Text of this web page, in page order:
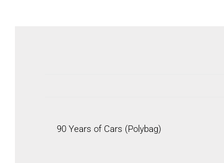
90 Years of Cars (Polybag)